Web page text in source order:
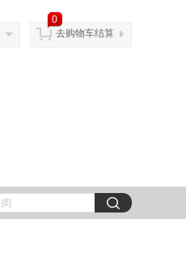
0
去购物车结算